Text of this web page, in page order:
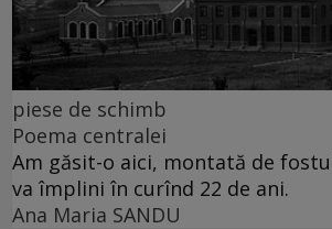
piese de schimb
Poema centralei
Am găsit-o aici, montată de
va împlini în curînd 22 de ani.
Ana Maria SANDU